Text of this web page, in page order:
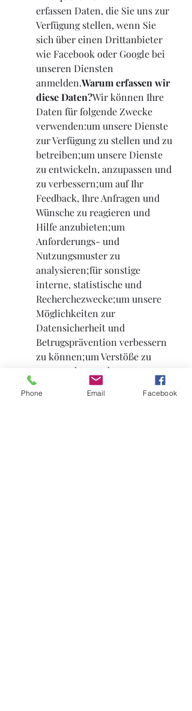
erfassen Daten, die Sie uns zur
Verfügung stellen, wenn Sie
sich über einen Drittanbieter
wie Facebook oder Google bei
unseren Diensten
anmelden.Warum erfassen wir
diese Daten?Wir können Ihre
Daten für folgende Zwecke
verwenden:um unsere Dienste
zur Verfügung zu stellen und zu
betreiben;um unsere Dienste
zu entwickeln, anzupassen und
zu verbessern;um auf Ihr
Feedback, Ihre Anfragen und
Wünsche zu reagieren und
Hilfe anzubieten;um
Anforderungs- und
Nutzungsmuster zu
analysieren;für sonstige
interne, statistische und
Recherchezwecke;um unsere
Möglichkeiten zur
Datensicherheit und
Betrugsprävention verbessern
zu können;um Verstöße zu
untersuchen und unsere
Bedingungen und Richtlinien
durchzusetzen sowie um dem
Phone Email Facebook